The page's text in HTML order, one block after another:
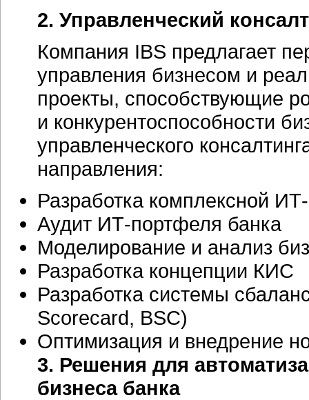
2. Управленческий
Компания IBS предлагает
управления бизнесом и
проекты, способствующие
и конкурентоспособности
управленческого
направления:
Разработка комплексной ИТ-
Аудит ИТ-портфеля банка
Моделирование и анализ
Разработка концепции КИС
Разработка системы
Scorecard, BSC)
Оптимизация и внедрение
3. Решения для
бизнеса банка